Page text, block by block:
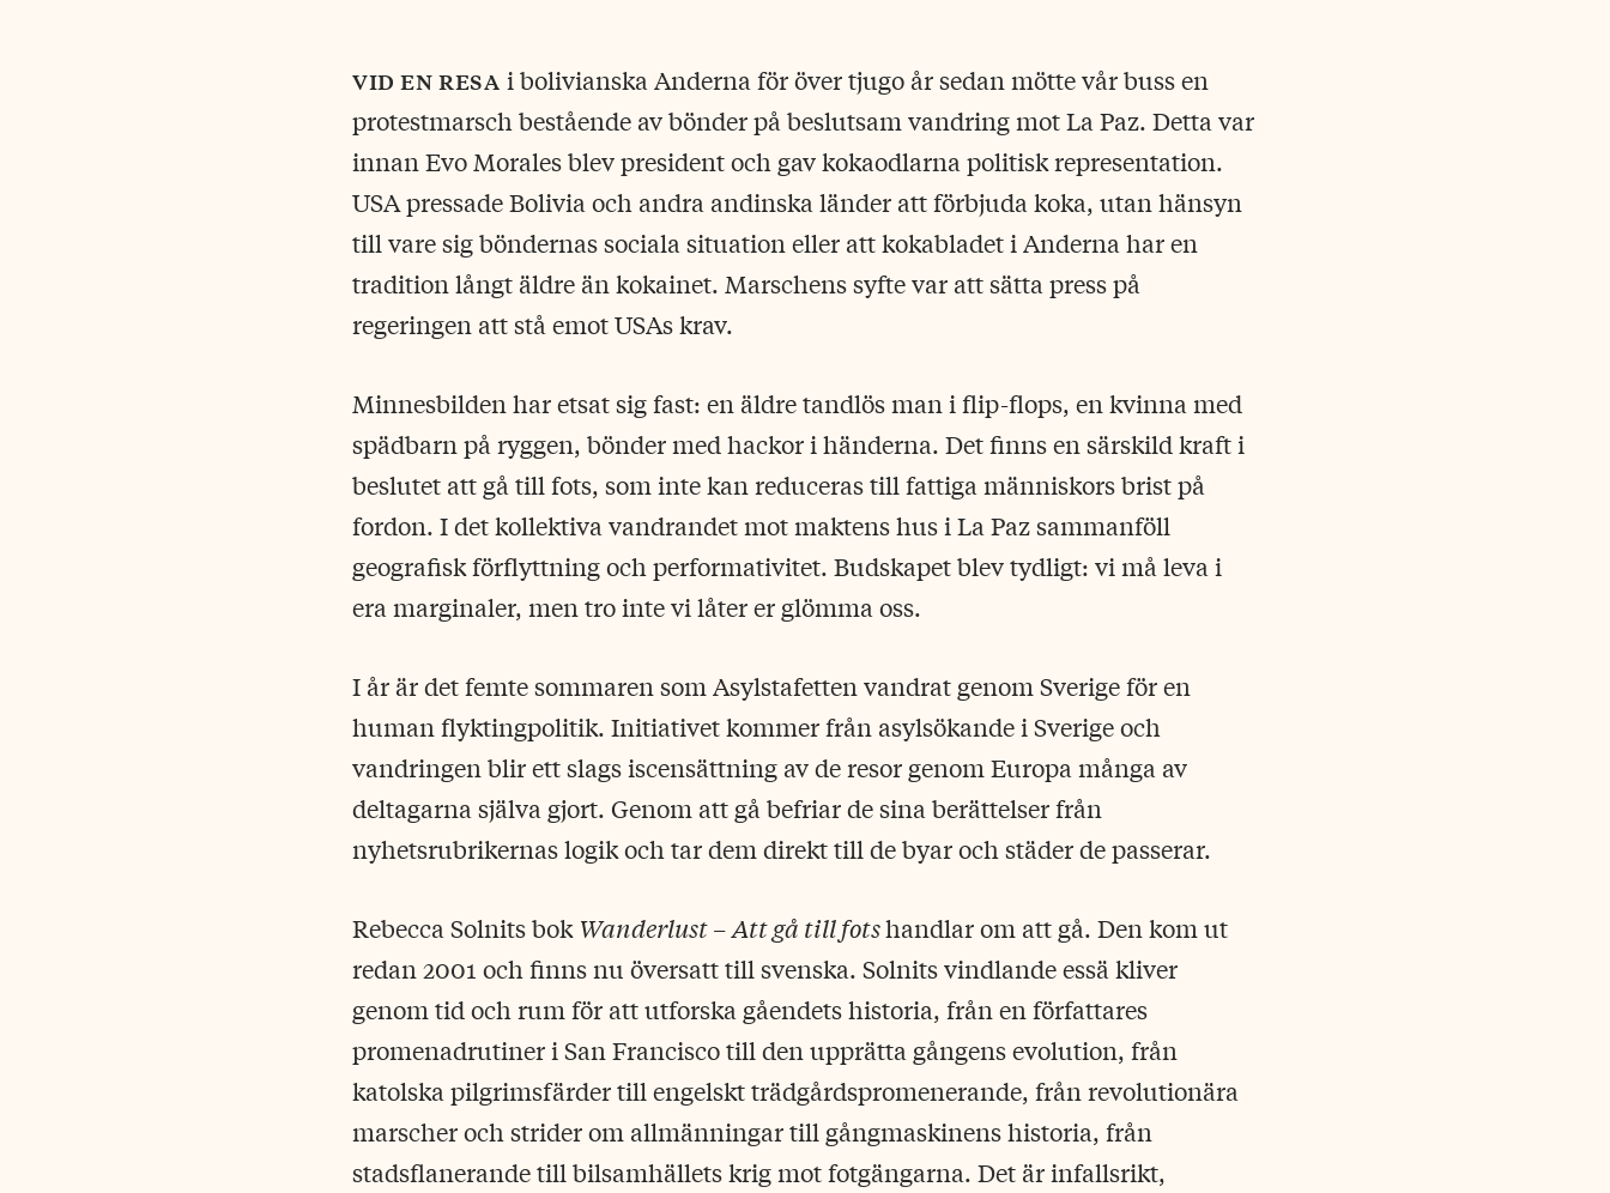
vid en resa i bolivianska Anderna för över tjugo år sedan mötte vår buss en
protestmarsch bestående av bönder på beslutsam vandring mot La Paz. Detta var
innan Evo Morales blev president och gav kokaodlarna politisk representation.
USA pressade Bolivia och andra andinska länder att förbjuda koka, utan hänsyn
till vare sig böndernas sociala situation eller att kokabladet i Anderna har en
tradition långt äldre än kokainet. Marschens syfte var att sätta press på
regeringen att stå emot USAs krav.
Minnesbilden har etsat sig fast: en äldre tandlös man i flip-flops, en kvinna med
spädbarn på ryggen, bönder med hackor i händerna. Det finns en särskild kraft i
beslutet att gå till fots, som inte kan reduceras till fattiga människors brist på
fordon. I det kollektiva vandrandet mot maktens hus i La Paz sammanföll
geografisk förflyttning och performativitet. Budskapet blev tydligt: vi må leva i
era marginaler, men tro inte vi låter er glömma oss.
I år är det femte sommaren som Asylstafetten vandrat genom Sverige för en
human flyktingpolitik. Initiativet kommer från asylsökande i Sverige och
vandringen blir ett slags iscensättning av de resor genom Europa många av
deltagarna själva gjort. Genom att gå befriar de sina berättelser från
nyhetsrubrikernas logik och tar dem direkt till de byar och städer de passerar.
Rebecca Solnits bok Wanderlust – Att gå till fotshandlar om att gå. Den kom ut
redan 2001 och finns nu översatt till svenska. Solnits vindlande essä kliver
genom tid och rum för att utforska gåendets historia, från en författares
promenadrutiner i San Francisco till den upprätta gångens evolution, från
katolska pilgrimsfärder till engelskt trädgårdspromenerande, från revolutionära
marscher och strider om allmänningar till gångmaskinens historia, från
stadsflanerande till bilsamhällets krig mot fotgängarna. Det är infallsrikt,